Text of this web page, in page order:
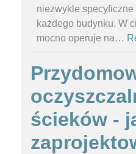
niezwykle specyficzne
każdego budynku. W
mocno operuje na…
ścieków -